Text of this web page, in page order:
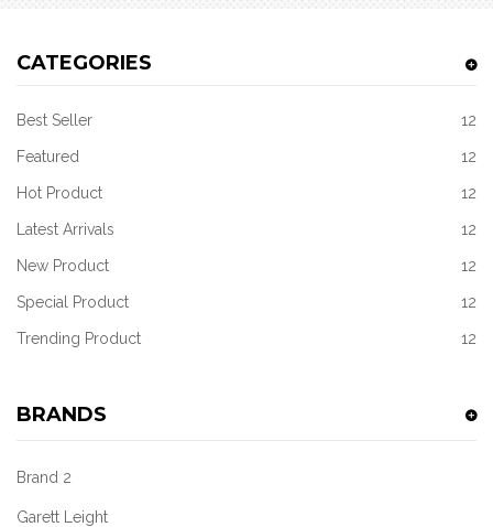
CATEGORIES
Best Seller 12
Featured 12
Hot Product 12
Latest Arrivals 12
New Product 12
Special Product 12
Trending Product 12
BRANDS
Brand 2
Garett Leight